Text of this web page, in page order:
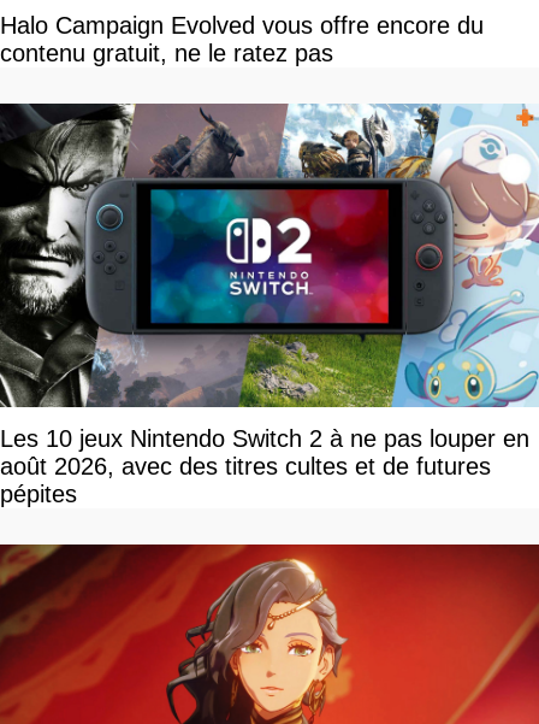
Halo Campaign Evolved vous offre encore du
contenu gratuit, ne le ratez pas
Les 10 jeux Nintendo Switch 2 à ne pas louper en
août 2026, avec des titres cultes et de futures
pépites